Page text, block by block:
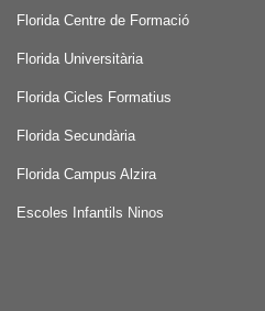
Florida Centre de Formació
Florida Universitària
Florida Cicles Formatius
Florida Secundària
Florida Campus Alzira
Escoles Infantils Ninos